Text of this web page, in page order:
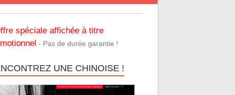
spéciale affichée à titre
- Pas de durée garantie !
UNE CHINOISE !